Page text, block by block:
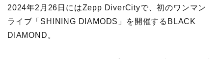
2024年2月26日にはZepp DiverCityで、初のワンマン
ライブ「SHINING DIAMODS」を開催するBLACK
DIAMOND。